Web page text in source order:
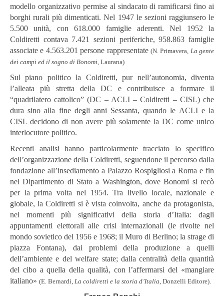
modello organizzativo permise al sindacato di ramificarsi fino ai
borghi rurali più dimenticati. Nel 1947 le sezioni raggiunsero le
5.500 unità, con 618.000 famiglie aderenti. Nel 1952 la
Coldiretti contava 7.421 sezioni periferiche, 958.863 famiglie
associate e 4.563.201 persone rappresentate (N. Primavera, La gente
dei campi ed il sogno di Bonomi , Laurana)
Sul piano politico la Coldiretti, pur nell’autonomia, diventa
l’alleata più stretta della DC e contribuisce a formare il
“quadrilatero cattolico” (DC – ACLI – Coldiretti – CISL) che
dura sino alla fine degli anni Sessanta, quando le ACLI e la
CISL decidono di non avere più solamente la DC come unico
interlocutore politico.
Recenti analisi hanno particolarmente tracciato lo specifico
dell’organizzazione della Coldiretti, seguendone il percorso dalla
fondazione all’insediamento a Palazzo Rospigliosi a Roma e fin
nel Dipartimento di Stato a Washington, dove Bonomi si recò
per la prima volta nel 1954. Tra livello locale, nazionale e
globale, la Coldiretti si è vista coinvolta, anche da protagonista,
nei momenti più significativi della storia d’Italia: dagli
appuntamenti elettorali alle crisi internazionali (le rivolte nel
mondo sovietico del 1956 e 1968; il Muro di Berlino; la strage di
piazza Fontana), dai problemi della produzione a quelli
dell’ambiente e del welfare state; dalla centralità della quantità
del cibo a quella della qualità, con l’affermarsi del «mangiare
italiano» (E. Bernardi, La coldiretti e la storia d’Italia , Donzelli Editore).